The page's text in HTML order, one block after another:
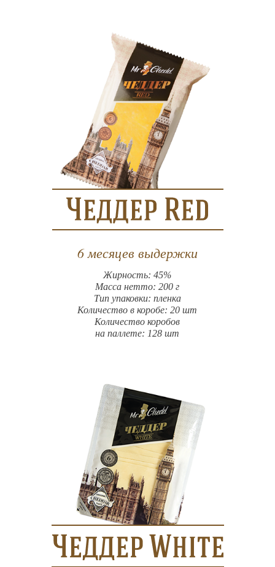
6 месяцев выдержки
Жирность: 45%
Масса нетто: 200 г
Тип упаковки: пленка
Количество в коробе: 20 шт
Количество коробов
на паллете: 128 шт